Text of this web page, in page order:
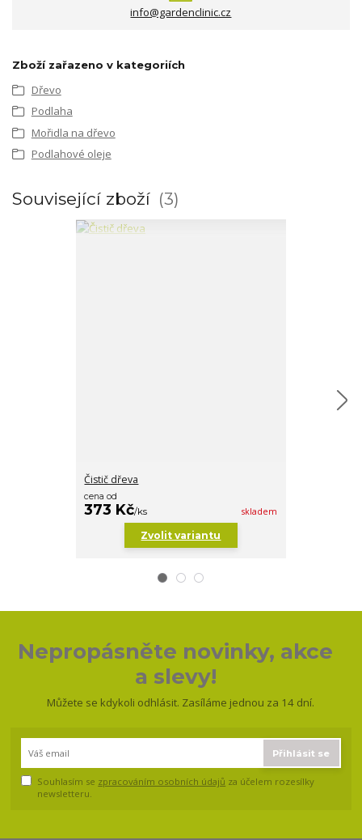
info@gardenclinic.cz
Zboží zařazeno v kategoriích
Dřevo
Podlaha
Mořidla na dřevo
Podlahové oleje
Související zboží 3
Čistič dřeva
cena od
373 Kč/ks skladem
Zvolit variantu
Nepropásněte novinky, akce
a slevy!
Můžete se kdykoli odhlásit. Zasíláme jednou za 14 dní.
Přihlásit se
Souhlasím se zpracováním osobních údajů za účelem rozesílky
newsletteru.